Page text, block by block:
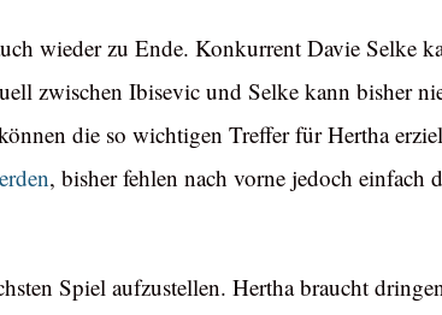
wieder zu Ende. Konkurrent Davie Selke
zwischen Ibisevic und Selke kann bisher
die so wichtigen Treffer für Hertha
, bisher fehlen nach vorne jedoch einfach
Spiel aufzustellen. Hertha braucht